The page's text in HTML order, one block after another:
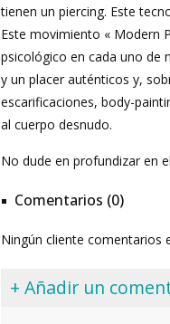
tienen un piercing. Este
Este movimiento « Modern
psicológico en cada uno de
y un placer auténticos y,
escarificaciones, body-
al cuerpo desnudo.
No dude en profundizar en
Comentarios (0)
Ningún cliente comentarios
+ Añadir un